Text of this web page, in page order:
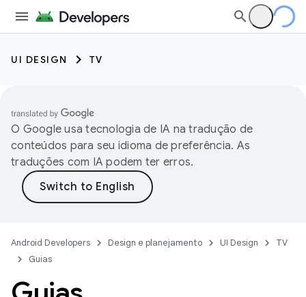
UI DESIGN TV
O Google usa tecnologia de IA na tradução de
conteúdos para seu idioma de preferência. As
traduções com IA podem ter erros.
Android Developers Design e planejamento UI Design
TV
Guias